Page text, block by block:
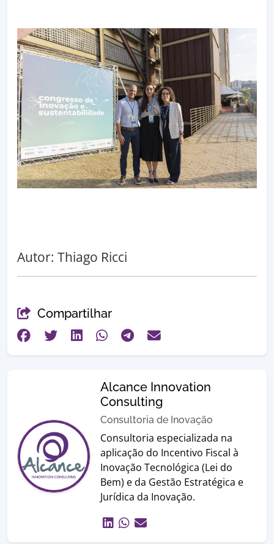
Autor: Thiago Ricci
Compartilhar
Alcance Innovation
Consulting
Consultoria de Inovação
Consultoria especializada na
aplicação do Incentivo Fiscal à
Inovação Tecnológica (Lei do
Bem) e da Gestão Estratégica e
Jurídica da Inovação.